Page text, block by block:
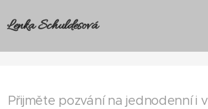
Lenka Schuldesová
Přijměte pozvání na jednodenní i